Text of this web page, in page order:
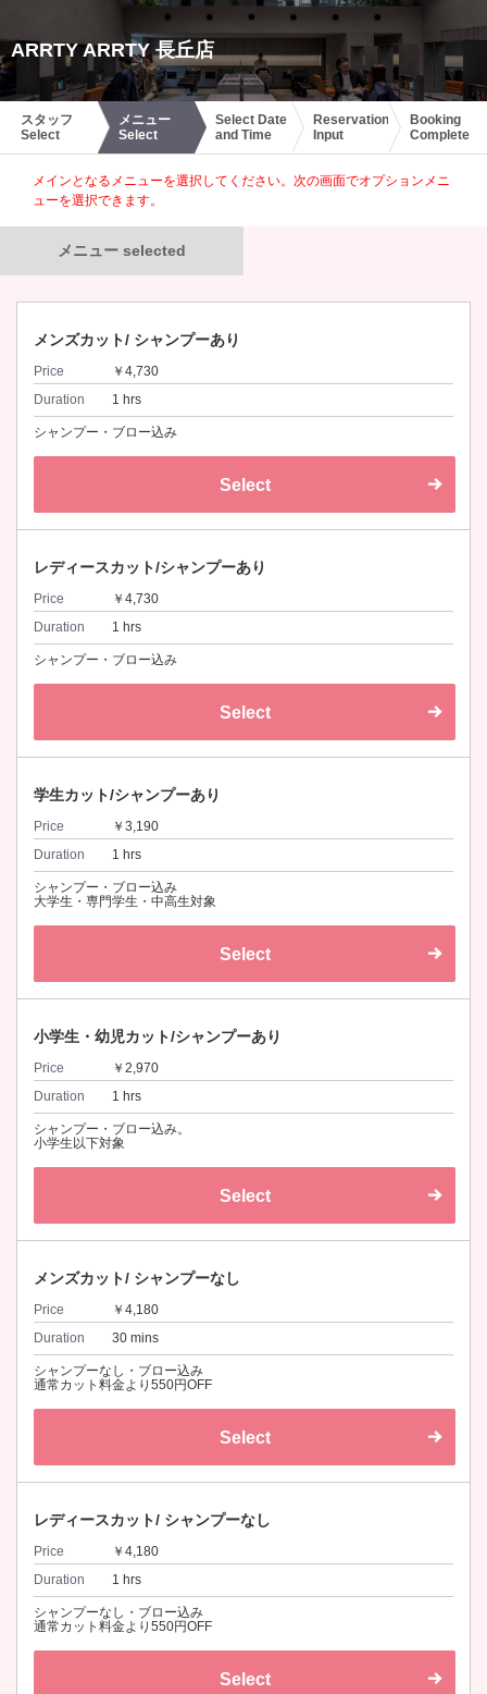
ARRTY ARRTY 長丘店
スタッフ
Select
メニュー
Select
Select Date
and Time
Reservation
Input
Booking
Complete
メインとなるメニューを選択してください。次の画面でオプションメニ
ューを選択できます。
メニュー selected
メンズカット/ シャンプーあり
Price
￥4,730
Duration
1 hrs
シャンプー・ブロー込み
Select
レディースカット/シャンプーあり
Price
￥4,730
Duration
1 hrs
シャンプー・ブロー込み
Select
学生カット/シャンプーあり
Price
￥3,190
Duration
1 hrs
シャンプー・ブロー込み
大学生・専門学生・中高生対象
Select
小学生・幼児カット/シャンプーあり
Price
￥2,970
Duration
1 hrs
シャンプー・ブロー込み。
小学生以下対象
Select
メンズカット/ シャンプーなし
Price
￥4,180
Duration
30 mins
シャンプーなし・ブロー込み
通常カット料金より550円OFF
Select
レディースカット/ シャンプーなし
Price
￥4,180
Duration
1 hrs
シャンプーなし・ブロー込み
通常カット料金より550円OFF
Select